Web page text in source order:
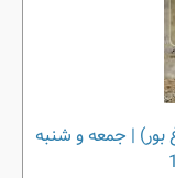
بور) | جمعه و شنبه